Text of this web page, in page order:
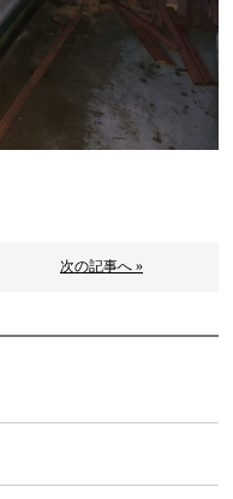
次の記事へ »